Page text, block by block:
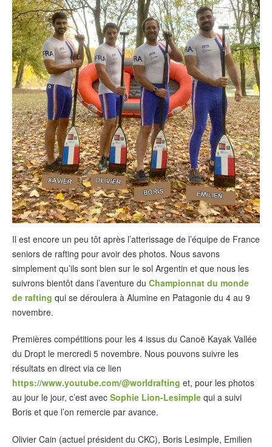
Il est encore un peu tôt après l’atterissage de l’équipe de France
seniors de rafting pour avoir des photos. Nous savons
simplement qu’ils sont bien sur le sol Argentin et que nous les
suivrons bientôt dans l’aventure du Championnat du monde
de rafting qui se déroulera à Alumine en Patagonie du 4 au 9
novembre.
Premières compétitions pour les 4 issus du Canoë Kayak Vallée
du Dropt le mercredi 5 novembre. Nous pouvons suivre les
résultats en direct via ce lien
https://www.youtube.com/@worldrafting et, pour les photos
au jour le jour, c’est avec Sophie Lion-Lesimple qui a suivi
Boris et que l’on remercie par avance.
Olivier Cain (actuel président du CKC), Boris Lesimple, Emilien